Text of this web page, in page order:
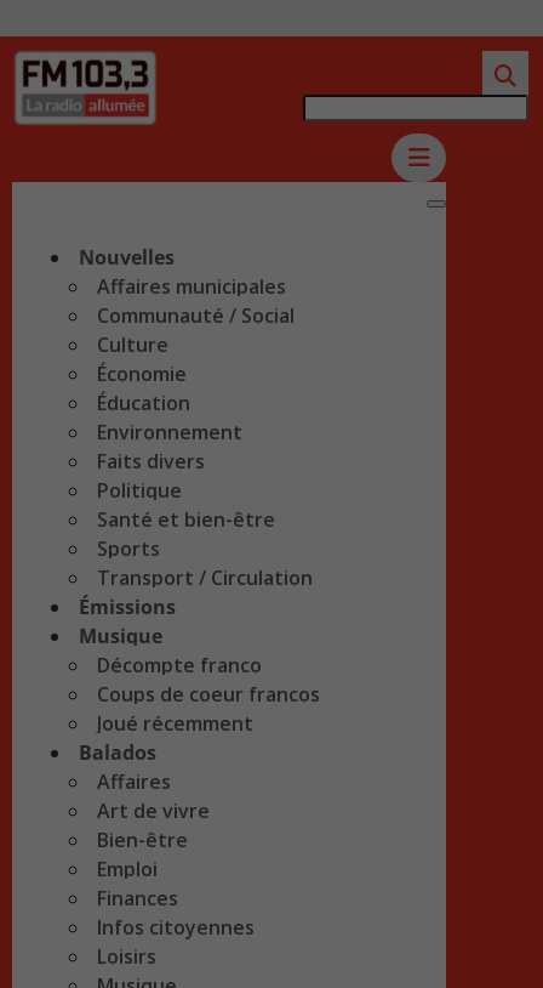
Nouvelles
Affaires municipales
Communauté / Social
Culture
Économie
Éducation
Environnement
Faits divers
Politique
Santé et bien-être
Sports
Transport / Circulation
Émissions
Musique
Décompte franco
Coups de coeur francos
Joué récemment
Balados
Affaires
Art de vivre
Bien-être
Emploi
Finances
Infos citoyennes
Loisirs